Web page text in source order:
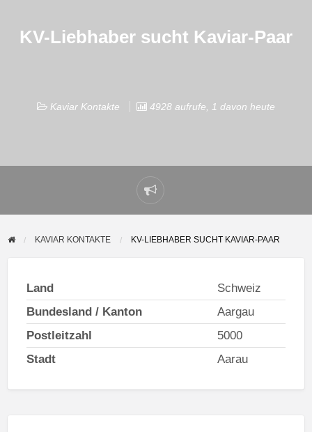
KV-Liebhaber sucht Kaviar-Paar
Kaviar Kontakte 4928 aufrufe, 1 davon heute
Problem
melden
KAVIAR KONTAKTE KV-LIEBHABER SUCHT KAVIAR-PAAR
Land
Schweiz
Bundesland / Kanton
Aargau
Postleitzahl
5000
Stadt
Aarau